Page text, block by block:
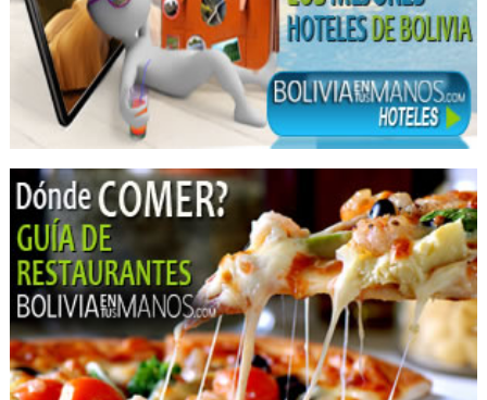
Médicos Odontólogos Radiólogos
Médicos Odontólogos
Ortodoncia
Clínicas de Fisioterapia
Fisioterapia Integral
Fisioterapia
Rehabilitación
Periodoncia
Salud: Clínicas
Cirugía de cataratas
Cirugía de retina
Cirujanos oftalmólogos
Médicos Oftalmólogos